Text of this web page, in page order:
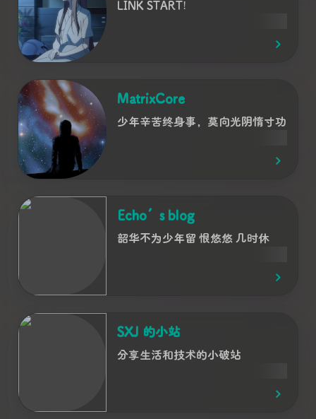
LINK START!
MatrixCore
少年辛苦终身事，莫向光阴惰寸功
Echo’s blog
韶华不为少年留 恨悠悠 几时休
SXJ 的小站
分享生活和技术的小破站